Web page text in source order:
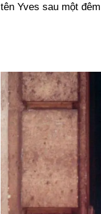
tên Yves sau một